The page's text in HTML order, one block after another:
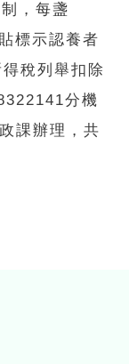
，每盞
標示認養者
稅列舉扣除
分機
課辦理，共